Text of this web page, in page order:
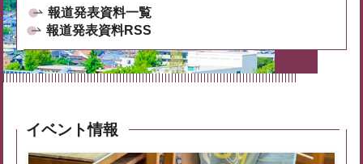
報道発表資料一覧
報道発表資料RSS
イベント情報